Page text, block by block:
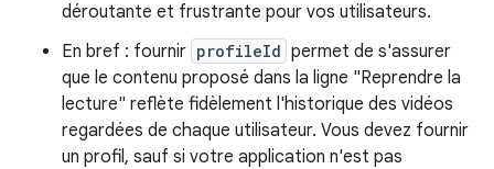
déroutante et frustrante pour vos utilisateurs.
En bref : fournir profileId permet de s'assurer
que le contenu proposé dans la ligne "Reprendre la
lecture" reflète fidèlement l'historique des vidéos
regardées de chaque utilisateur. Vous devez fournir
un profil, sauf si votre application n'est pas